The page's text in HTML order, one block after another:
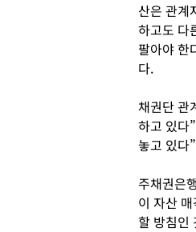
산은 관계
하고도 다
팔아야 한
다.
채권단 관
하고 있다
놓고 있다
주채권은
이 자산
할 방침인